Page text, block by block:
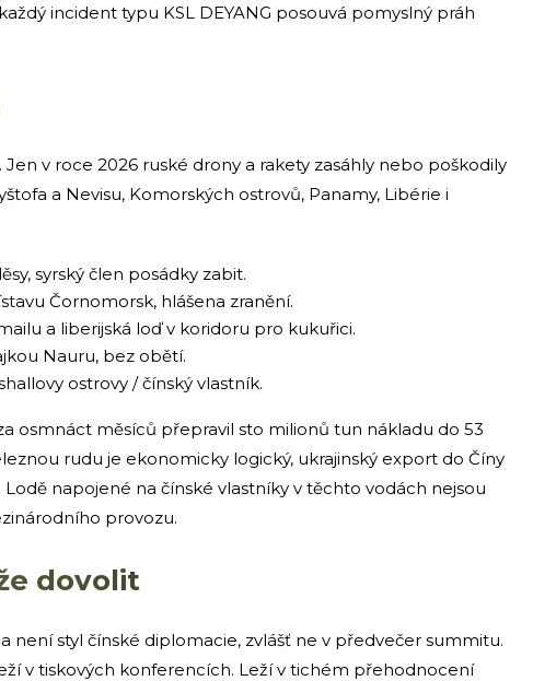
posádka.
incident typu KSL DEYANG posouvá pomyslný práh
Jen v roce 2026 ruské drony a rakety zasáhly nebo poškodily
a Nevisu, Komorských ostrovů, Panamy, Libérie i
syrský člen posádky zabit.
Čornomorsk, hlášena zranění.
a liberijská loď v koridoru pro kukuřici.
Nauru, bez obětí.
ostrovy / čínský vlastník.
osmnáct měsíců přepravil sto milionů tun nákladu do 53
rudu je ekonomicky logický, ukrajinský export do Číny
Lodě napojené na čínské vlastníky v těchto vodách nejsou
provozu.
dovolit
není styl čínské diplomacie, zvlášť ne v předvečer summitu.
v tiskových konferencích. Leží v tichém přehodnocení